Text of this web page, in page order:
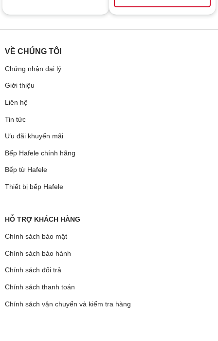
VỀ CHÚNG TÔI
Chứng nhận đại lý
Giới thiệu
Liên hệ
Tin tức
Ưu đãi khuyến mãi
Bếp Hafele chính hãng
Bếp từ Hafele
Thiết bị bếp Hafele
HỖ TRỢ KHÁCH HÀNG
Chính sách bảo mật
Chính sách bảo hành
Chính sách đổi trả
Chính sách thanh toán
Chính sách vận chuyển và kiểm tra hàng